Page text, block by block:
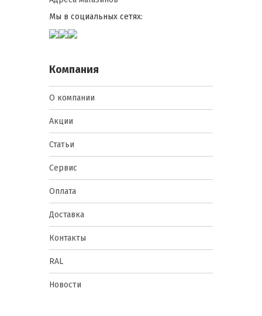
Мы в социальных сетях:
Компания
О компании
Акции
Статьи
Сервис
Оплата
Доставка
Контакты
RAL
Новости